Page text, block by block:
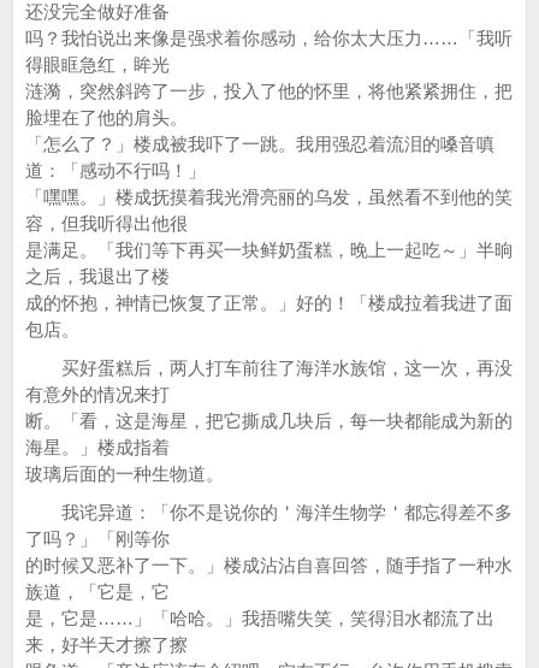
还没完全做好准备
吗？我怕说出来像是强求着你感动，给你太大压力……「我听
得眼眶急红，眸光
涟漪，突然斜跨了一步，投入了他的怀里，将他紧紧拥住，把
脸埋在了他的肩头。
「怎么了？」楼成被我吓了一跳。我用强忍着流泪的嗓音嗔
道：「感动不行吗！」
「嘿嘿。」楼成抚摸着我光滑亮丽的乌发，虽然看不到他的笑
容，但我听得出他很
是满足。「我们等下再买一块鲜奶蛋糕，晚上一起吃～」半晌
之后，我退出了楼
成的怀抱，神情已恢复了正常。」好的！「楼成拉着我进了面
包店。
买好蛋糕后，两人打车前往了海洋水族馆，这一次，再没
有意外的情况来打
断。「看，这是海星，把它撕成几块后，每一块都能成为新的
海星。」楼成指着
玻璃后面的一种生物道。
我诧异道：「你不是说你的＇海洋生物学＇都忘得差不多
了吗？」「刚等你
的时候又恶补了一下。」楼成沾沾自喜回答，随手指了一种水
族道，「它是，它
是，它是……」「哈哈。」我捂嘴失笑，笑得泪水都流了出
来，好半天才擦了擦